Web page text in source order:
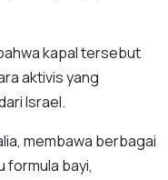
kapal tersebut
aktivis yang
Israel.
membawa berbagai
formula bayi,